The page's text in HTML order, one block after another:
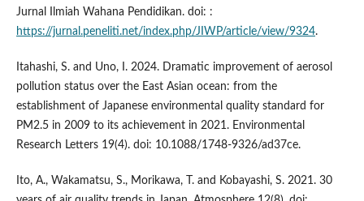
Jurnal Ilmiah Wahana Pendidikan. doi: :
https://jurnal.peneliti.net/index.php/JIWP/article/view/9324.
Itahashi, S. and Uno, I. 2024. Dramatic improvement of aerosol
pollution status over the East Asian ocean: from the
establishment of Japanese environmental quality standard for
PM2.5 in 2009 to its achievement in 2021. Environmental
Research Letters 19(4). doi: 10.1088/1748-9326/ad37ce.
Ito, A., Wakamatsu, S., Morikawa, T. and Kobayashi, S. 2021. 30